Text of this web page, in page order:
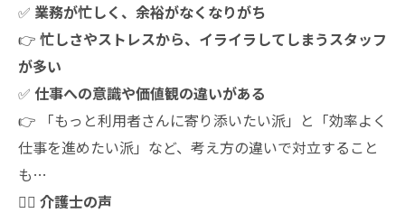
✅ 業務が忙しく、余裕がなくなりがち
👉 忙しさやストレスから、イライラしてしまうスタッフ
が多い
✅ 仕事への意識や価値観の違いがある
👉 「もっと利用者さんに寄り添いたい派」と「効率よく
仕事を進めたい派」など、考え方の違いで対立すること
も…
👩‍⚕️ 介護士の声